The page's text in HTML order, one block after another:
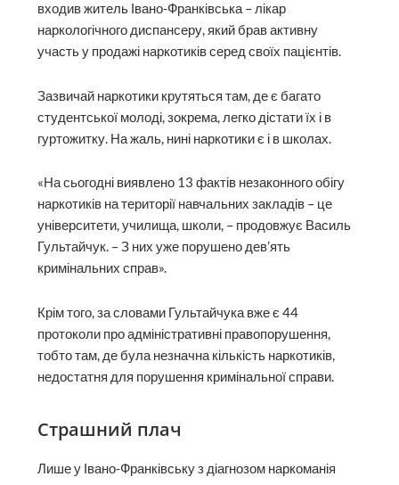
входив житель Івано-Франківська – лікар
наркологічного диспансеру, який брав активну
участь у продажі наркотиків серед своїх пацієнтів.
Зазвичай наркотики крутяться там, де є багато
студентської молоді, зокрема, легко дістати їх і в
гуртожитку. На жаль, нині наркотики є і в школах.
«На сьогодні виявлено 13 фактів незаконного обігу
наркотиків на території навчальних закладів – це
університети, училища, школи, – продовжує Василь
Гультайчук. – З них уже порушено дев’ять
кримінальних справ».
Крім того, за словами Гультайчука вже є 44
протоколи про адміністративні правопорушення,
тобто там, де була незначна кількість наркотиків,
недостатня для порушення кримінальної справи.
Страшний плач
Лише у Івано-Франківську з діагнозом наркоманія